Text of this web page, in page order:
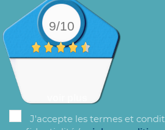
9/10
J'accepte les termes et